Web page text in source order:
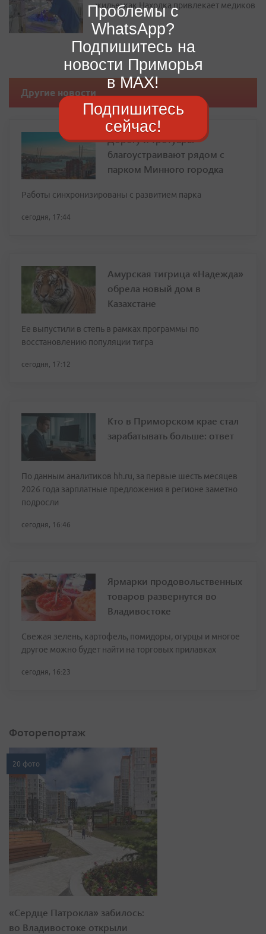
жилье: как Находка привлекает медиков
Другие новости
Дорогу и тротуары
благоустраивают рядом с
парком Минного городка
Работы синхронизированы с развитием парка
сегодня, 17:44
Амурская тигрица «Надежда»
обрела новый дом в
Казахстане
Ее выпустили в степь в рамках программы по
восстановлению популяции тигра
сегодня, 17:12
Кто в Приморском крае стал
зарабатывать больше: ответ
По данным аналитиков hh.ru, за первые шесть месяцев
2026 года зарплатные предложения в регионе заметно
подросли
сегодня, 16:46
Ярмарки продовольственных
товаров развернутся во
Владивостоке
Свежая зелень, картофель, помидоры, огурцы и многое
другое можно будет найти на торговых прилавках
сегодня, 16:23
Фоторепортаж
20 фото
«Сердце Патрокла» забилось:
во Владивостоке открыли
Проблемы с
WhatsApp?
Подпишитесь на
новости Приморья
в MAX!
Подпишитесь
сейчас!